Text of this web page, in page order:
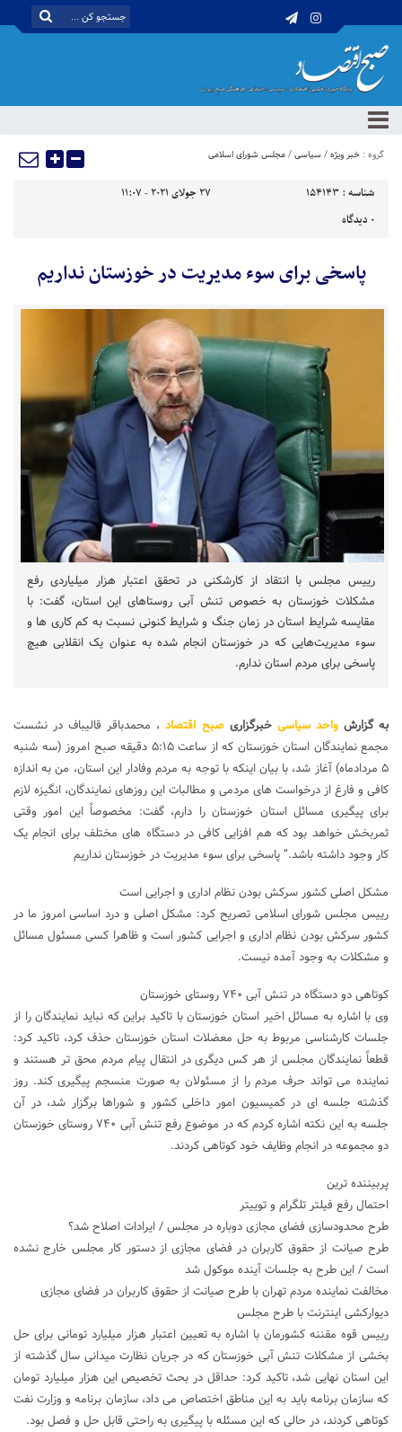
گروه : خبر ویژه/سیاسی/مجلس شورای اسلامی
شناسه : 154143
27 جولای 2021 - 11:07
0 دیدگاه
پاسخی برای سوء مدیریت در خوزستان نداریم
رییس مجلس با انتقاد از کارشکنی در تحقق اعتبار هزار میلیاردی رفع
مشکلات خوزستان به خصوص تنش آبی روستاهای این استان، گفت: با
مقایسه شرایط استان در زمان جنگ و شرایط کنونی نسبت به کم کاری ها و
سوء مدیریت‌هایی که در خوزستان انجام شده به عنوان یک انقلابی هیچ
پاسخی برای مردم استان ندارم.
به گزارشواحد سیاسی خبرگزاریصبح اقتصاد، محمدباقر قالیباف در نشست
مجمع نمایندگان استان خوزستان که از ساعت ۵:۱۵ دقیقه صبح امروز (سه شنبه
۵ مردادماه) آغاز شد، با بیان اینکه با توجه به مردم وفادار این استان، من به اندازه
کافی و فارغ از درخواست های مردمی و مطالبات این روزهای نمایندگان، انگیزه لازم
برای پیگیری مسائل استان خوزستان را دارم، گفت: مخصوصاً این امور وقتی
ثمربخش خواهد بود که هم افزایی کافی در دستگاه های مختلف برای انجام یک
کار وجود داشته باشد.” پاسخی برای سوء مدیریت در خوزستان نداریم
مشکل اصلی کشور سرکش بودن نظام اداری و اجرایی است
رییس مجلس شورای اسلامی تصریح کرد: مشکل اصلی و درد اساسی امروز ما در
کشور سرکش بودن نظام اداری و اجرایی کشور است و ظاهرا کسی مسئول مسائل
و مشکلات به وجود آمده نیست.
کوتاهی دو دستگاه در تنش آبی ۷۴۰ روستای خوزستان
وی با اشاره به مسائل اخیر استان خوزستان با تاکید براین که نباید نمایندگان را از
جلسات کارشناسی مربوط به حل معضلات استان خوزستان حذف کرد، تاکید کرد:
قطعاً نمایندگان مجلس از هر کس دیگری در انتقال پیام مردم محق تر هستند و
نماینده می تواند حرف مردم را از مسئولان به صورت منسجم پیگیری کند. روز
گذشته جلسه ای در کمیسیون امور داخلی کشور و شوراها برگزار شد، در آن
جلسه به این نکته اشاره کردم که در موضوع رفع تنش آبی ۷۴۰ روستای خوزستان
دو مجموعه در انجام وظایف خود کوتاهی کردند.
پربیننده ترین
احتمال رفع فیلتر تلگرام و توییتر
طرح محدودسازی فضای مجازی دوباره در مجلس / ایرادات اصلاح شد؟
طرح صیانت از حقوق کاربران در فضای مجازی از دستور کار مجلس خارج نشده
است / این طرح به جلسات آینده موکول شد
مخالفت نماینده مردم تهران با طرح صیانت از حقوق کاربران در فضای مجازی
دیوارکشی اینترنت با طرح مجلس
رییس قوه مقننه کشورمان با اشاره به تعیین اعتبار هزار میلیارد تومانی برای حل
بخشی از مشکلات تنش آبی خوزستان که در جریان نظارت میدانی سال گذشته از
این استان نهایی شد، تاکید کرد: حداقل در بحث تخصیص این هزار میلیارد تومان
که سازمان برنامه باید به این مناطق اختصاص می داد، سازمان برنامه و وزارت نفت
کوتاهی کردند، در حالی که این مسئله با پیگیری به راحتی قابل حل و فصل بود.